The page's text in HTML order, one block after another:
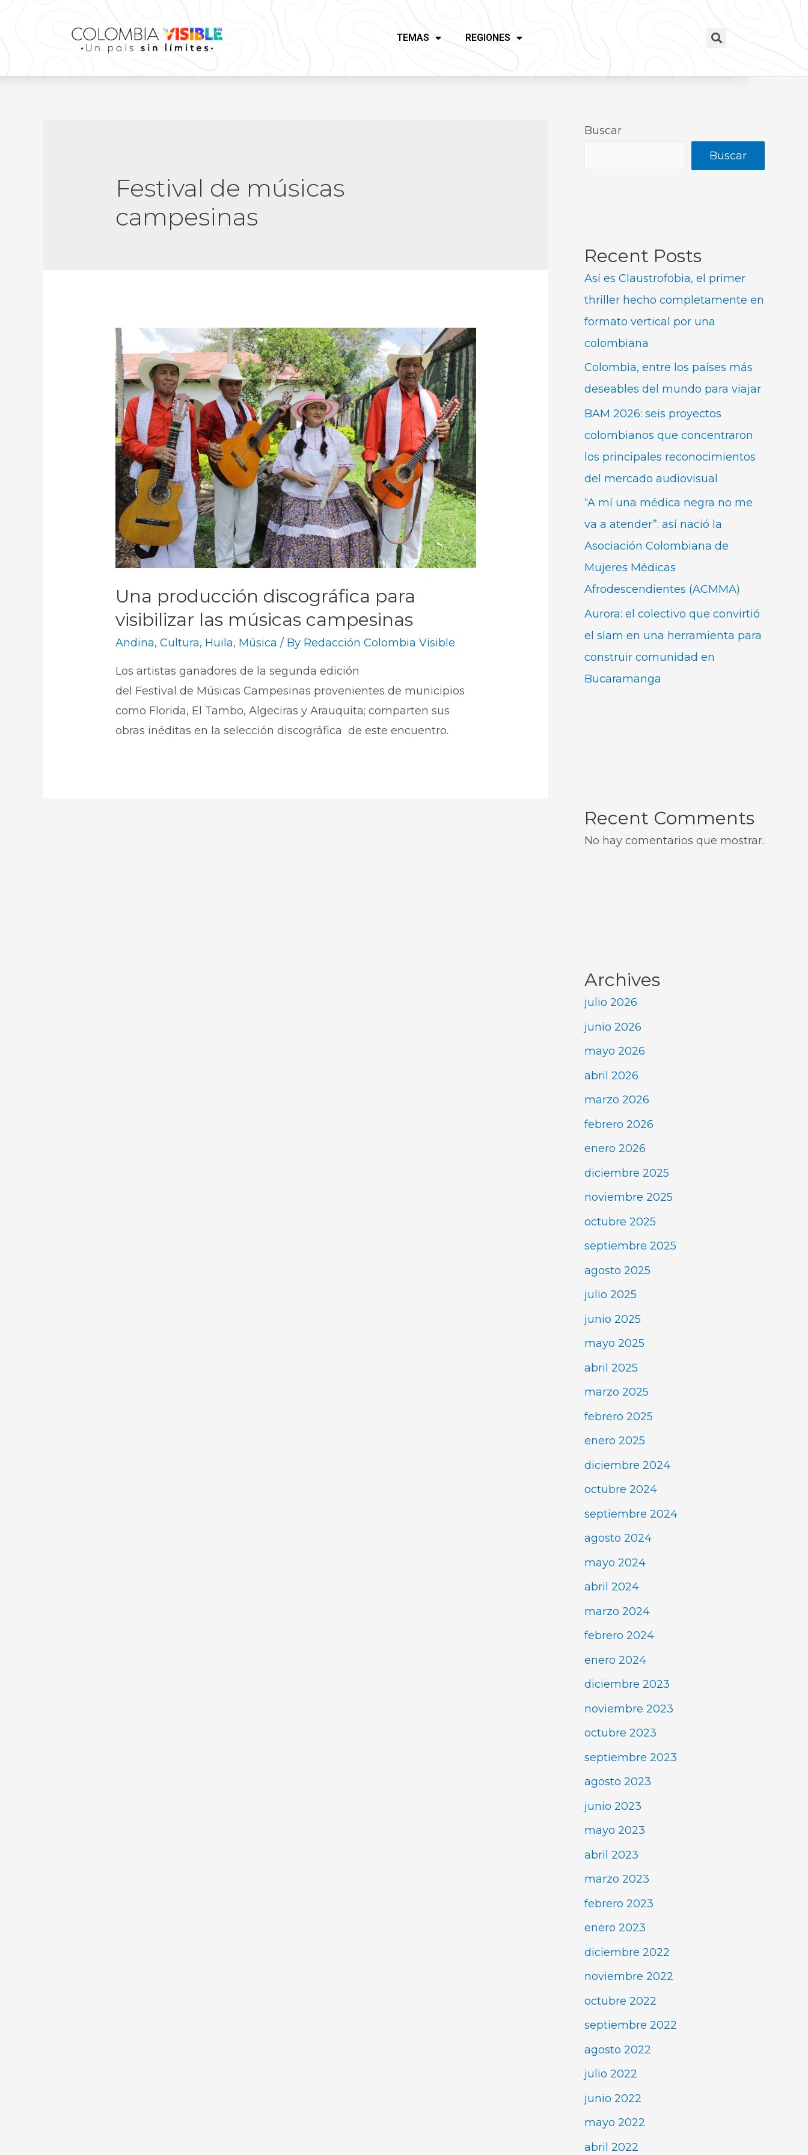
TEMAS REGIONES
Festival de músicas
campesinas
Una producción discográfica para
visibilizar las músicas campesinas
Andina,Cultura, Huila, Música / By Redacción Colombia Visible
Los artistas ganadores de la segunda edición
del Festival de Músicas Campesinas provenientes de municipios
como Florida, El Tambo, Algeciras y Arauquita; comparten sus
obras inéditas en la selección discográfica de este encuentro.
Buscar
Buscar
Recent Posts
Así es Claustrofobia, el primer
thriller hecho completamente en
formato vertical por una
colombiana
Colombia, entre los países más
deseables del mundo para viajar
BAM 2026: seis proyectos
colombianos que concentraron
los principales reconocimientos
del mercado audiovisual
“A mí una médica negra no me
va a atender”: así nació la
Asociación Colombiana de
Mujeres Médicas
Afrodescendientes (ACMMA)
Aurora: el colectivo que convirtió
el slam en una herramienta para
construir comunidad en
Bucaramanga
Recent Comments
No hay comentarios que mostrar.
Archives
julio 2026
junio 2026
mayo 2026
abril 2026
marzo 2026
febrero 2026
enero 2026
diciembre 2025
noviembre 2025
octubre 2025
septiembre 2025
agosto 2025
julio 2025
junio 2025
mayo 2025
abril 2025
marzo 2025
febrero 2025
enero 2025
diciembre 2024
octubre 2024
septiembre 2024
agosto 2024
mayo 2024
abril 2024
marzo 2024
febrero 2024
enero 2024
diciembre 2023
noviembre 2023
octubre 2023
septiembre 2023
agosto 2023
junio 2023
mayo 2023
abril 2023
marzo 2023
febrero 2023
enero 2023
diciembre 2022
noviembre 2022
octubre 2022
septiembre 2022
agosto 2022
julio 2022
junio 2022
mayo 2022
abril 2022